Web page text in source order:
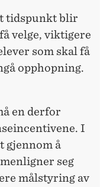
tidspunkt blir
velge, viktigere
som skal få
opphopning.
en derfor
I
gjennom å
seg
målstyring av